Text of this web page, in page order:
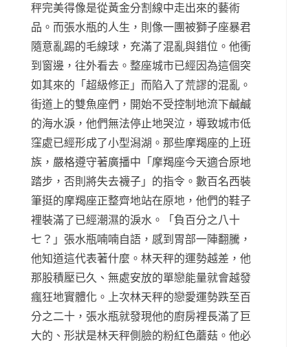
秤完美得像是從黃金分割線中走出來的藝術
品。而張水瓶的人生，則像一團被獅子座暴君
隨意亂踢的毛線球，充滿了混亂與錯位。他衝
到窗邊，往外看去。整座城市已經因為這個突
如其來的「超級修正」而陷入了荒謬的混亂。
街道上的雙魚座們，開始不受控制地流下鹹鹹
的海水淚，他們無法停止地哭泣，導致城市低
窪處已經形成了小型潟湖。那些摩羯座的上班
族，嚴格遵守著廣播中「摩羯座今天適合原地
踏步，否則將失去襪子」的指令。數百名西裝
筆挺的摩羯座正整齊地站在原地，他們的鞋子
裡裝滿了已經潮濕的淚水。「負百分之八十
七？」張水瓶喃喃自語，感到胃部一陣翻騰，
他知道這代表著什麼。林天秤的運勢越差，他
那股積壓已久、無處安放的單戀能量就會越發
瘋狂地實體化。上次林天秤的戀愛運勢跌至百
分之二十，張水瓶就發現他的廚房裡長滿了巨
大的、形狀是林天秤側臉的粉紅色蘑菇。他必